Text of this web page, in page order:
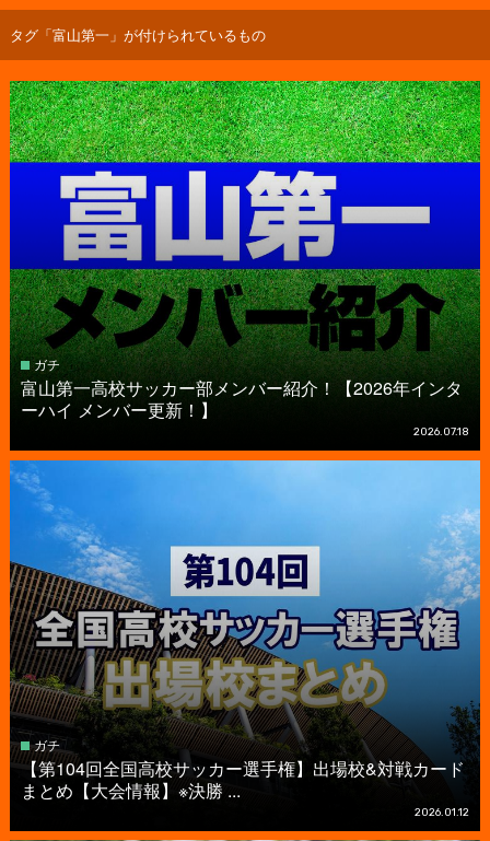
タグ「富山第一」が付けられているもの
ガチ
富山第一高校サッカー部メンバー紹介！【2026年インタ
ーハイ メンバー更新！】
2026.07.18
ガチ
【第104回全国高校サッカー選手権】出場校&対戦カード
まとめ【大会情報】※決勝 ...
2026.01.12